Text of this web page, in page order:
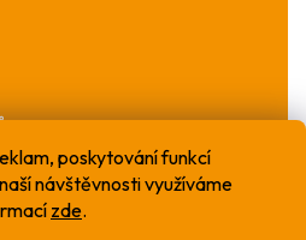
poskytování funkcí
návštěvnosti využíváme
zde.